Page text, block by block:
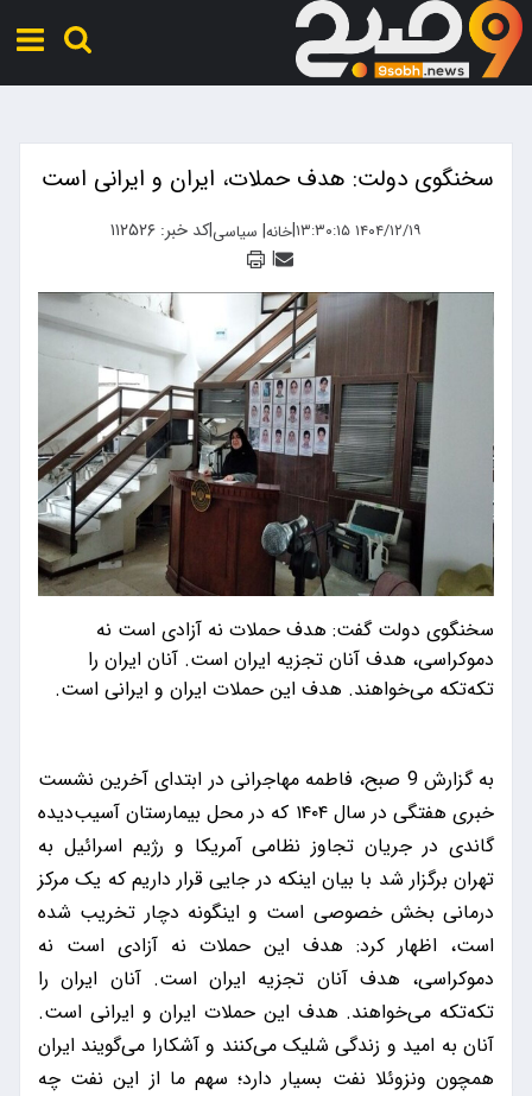
سخنگوی دولت: هدف حملات، ایران و ایرانی است
۱۴۰۴/۱۲/۱۹ ۱۳:۳۰:۱۵ |خانه| سیاسی|کد خبر: ۱۱۲۵۲۶
|
سخنگوی دولت گفت: هدف حملات نه آزادی است نه
دموکراسی، هدف آنان تجزیه ایران است. آنان ایران را
تکه‌تکه می‌خواهند. هدف این حملات ایران و ایرانی است.
به گزارش 9 صبح، فاطمه مهاجرانی در ابتدای آخرین نشست
خبری هفتگی در سال ۱۴۰۴ که در محل بیمارستان آسیب‌دیده
گاندی در جریان تجاوز نظامی آمریکا و رژیم اسرائیل به
تهران برگزار شد با بیان اینکه در جایی قرار داریم که یک مرکز
درمانی بخش خصوصی است و اینگونه دچار تخریب شده
است، اظهار کرد: هدف این حملات نه آزادی است نه
دموکراسی، هدف آنان تجزیه ایران است. آنان ایران را
تکه‌تکه می‌خواهند. هدف این حملات ایران و ایرانی است.
آنان به امید و زندگی شلیک می‌کنند و آشکارا می‌گویند ایران
همچون ونزوئلا نفت بسیار دارد؛ سهم ما از این نفت چه